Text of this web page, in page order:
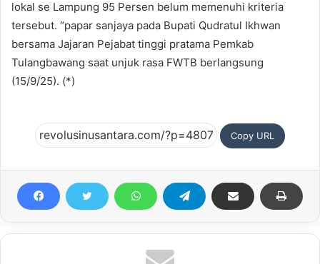
lokal se Lampung 95 Persen belum memenuhi kriteria
tersebut. “papar sanjaya pada Bupati Qudratul Ikhwan
bersama Jajaran Pejabat tinggi pratama Pemkab
Tulangbawang saat unjuk rasa FWTB berlangsung
(15/9/25). (*)
Copy URL